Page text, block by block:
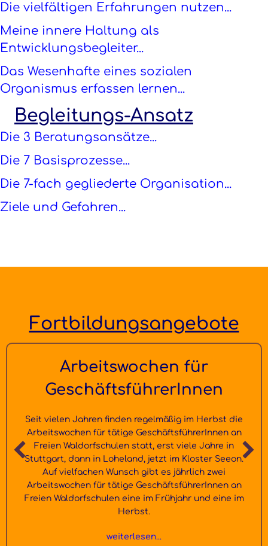
Die vielfältigen Erfahrungen nutzen...
Meine innere Haltung als
Entwicklungsbegleiter...
Das Wesenhafte eines sozialen
Organismus erfassen lernen...
Begleitungs-Ansatz
Die 3 Beratungsansätze...
Die 7 Basisprozesse...
Die 7-fach gegliederte Organisation...
Ziele und Gefahren...
Fortbildungsangebote
Arbeitswochen für
GeschäftsführerInnen
Seit vielen Jahren finden regelmäßig im Herbst die
Arbeitswochen für tätige GeschäftsführerInnen an
Freien Waldorfschulen statt, erst viele Jahre in
Stuttgart, dann in Loheland, jetzt im Kloster Seeon.
Auf vielfachen Wunsch gibt es jährlich zwei
Arbeitswochen für tätige GeschäftsführerInnen an
Freien Waldorfschulen eine im Frühjahr und eine im
Herbst.
weiterlesen...